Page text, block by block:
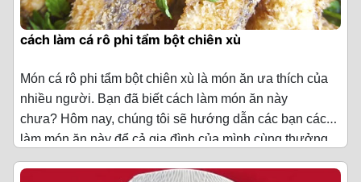
cách làm cá rô phi tẩm bột chiên xù
Món cá rô phi tẩm bột chiên xù là món ăn ưa thích của
nhiều người. Bạn đã biết cách làm món ăn này
chưa? Hôm nay, chúng tôi sẽ hướng dẫn các bạn cách
làm món ăn này để cả gia đình của mình cùng thưởng
thức nhé!
Nguyên liệu làm cá rô phi tẩm bột chiên xù(Cho 4
người ăn)